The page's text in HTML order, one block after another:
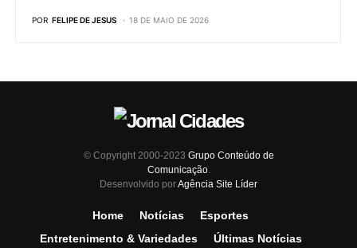
POR FELIPE DE JESUS 18 DE MAIO DE 2026
© Copyright 2000-2023 Grupo Conteúdo de
Comunicação.
Desenvolvido porAgência Site Líder
Home Notícias
Esportes
Entretenimento & Variedades
Últimas Notícias